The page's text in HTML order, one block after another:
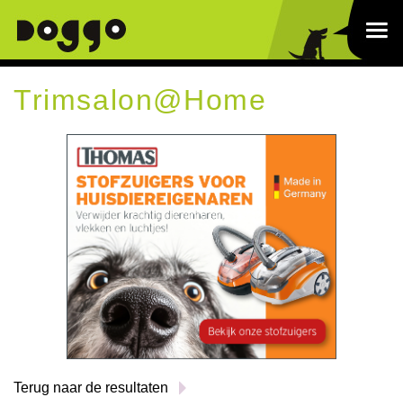
Trimsalon@Home
Terug naar de resultaten